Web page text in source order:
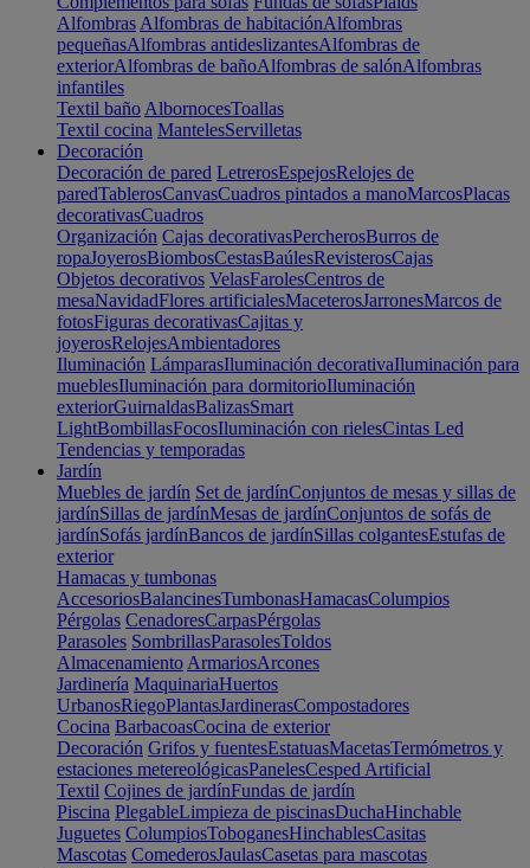
Alfombras Alfombras de habitaciónAlfombras
pequeñasAlfombras antideslizantesAlfombras de
exteriorAlfombras de bañoAlfombras de salónAlfombras
infantiles
Textil baño AlbornocesToallas
Textil cocina MantelesServilletas
Decoración
Decoración de pared LetrerosEspejosRelojes de
paredTablerosCanvasCuadros pintados a manoMarcosPlacas
decorativasCuadros
Organización Cajas decorativasPercherosBurros de
ropaJoyerosBiombosCestasBaúlesRevisterosCajas
Objetos decorativos VelasFarolesCentros de
mesaNavidadFlores artificialesMaceterosJarronesMarcos de
fotosFiguras decorativasCajitas y
joyerosRelojesAmbientadores
Iluminación LámparasIluminación decorativaIluminación para
mueblesIluminación para dormitorioIluminación
exteriorGuirnaldasBalizasSmart
LightBombillasFocosIluminación con rielesCintas Led
Tendencias y temporadas
Jardín
Muebles de jardín Set de jardínConjuntos de mesas y sillas de
jardínSillas de jardínMesas de jardínConjuntos de sofás de
jardínSofás jardínBancos de jardínSillas colgantesEstufas de
exterior
Hamacas y tumbonas
AccesoriosBalancinesTumbonasHamacasColumpios
Pérgolas CenadoresCarpasPérgolas
Parasoles SombrillasParasolesToldos
Almacenamiento ArmariosArcones
Jardinería MaquinariaHuertos
UrbanosRiegoPlantasJardinerasCompostadores
Cocina BarbacoasCocina de exterior
Decoración Grifos y fuentesEstatuasMacetasTermómetros y
estaciones metereológicasPanelesCesped Artificial
Textil Cojines de jardínFundas de jardín
Piscina PlegableLimpieza de piscinasDuchaHinchable
Juguetes ColumpiosToboganesHinchablesCasitas
Mascotas ComederosJaulasCasetas para mascotas